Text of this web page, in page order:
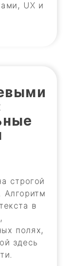
UX и
строгой
Алгоритм
в
полях,
здесь